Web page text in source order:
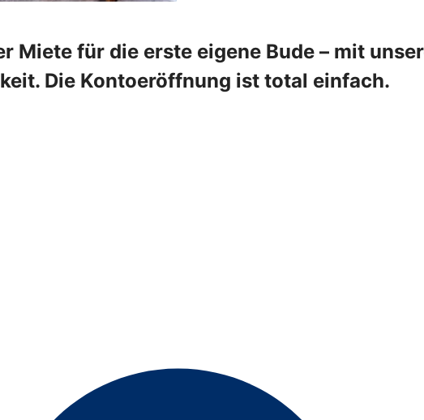
Miete für die erste eigene Bude – mit
Die Kontoeröffnung ist total einfach.